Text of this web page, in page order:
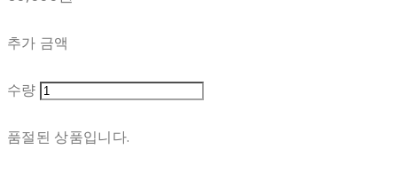
추가 금액
수량
품절된 상품입니다.